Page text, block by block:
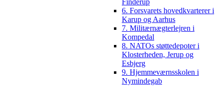
Finderup
6. Forsvarets hovedkvarterer i
Karup og Aarhus
7. Militærnægterlejren i
Kompedal
8. NATOs støttedepoter i
Klosterheden, Jerup og
Esbjerg
9. Hjemmeværnsskolen i
Nymindegab